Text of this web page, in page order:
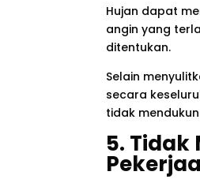
Hujan dapat
angin yang
ditentukan.
Selain
secara
tidak
5.